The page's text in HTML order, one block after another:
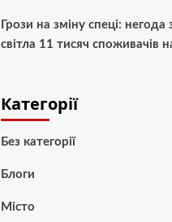
Грози на зміну спеці:
світла 11 тисяч споживачів
Категорії
Без категорії
Блоги
Місто